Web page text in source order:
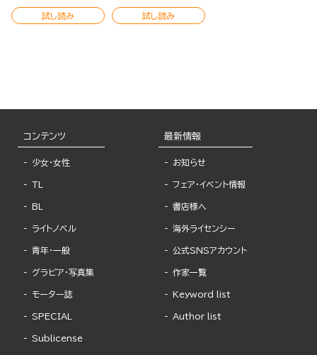
試し読み 試し読み
コンテンツ
少女・女性
TL
BL
ライトノベル
青年・一般
グラビア・写真集
モーター誌
SPECIAL
Sublicense
最新情報
お知らせ
フェア・イベント情報
書店様へ
海外ライセンシー
公式SNSアカウント
作家一覧
Keyword list
Author list